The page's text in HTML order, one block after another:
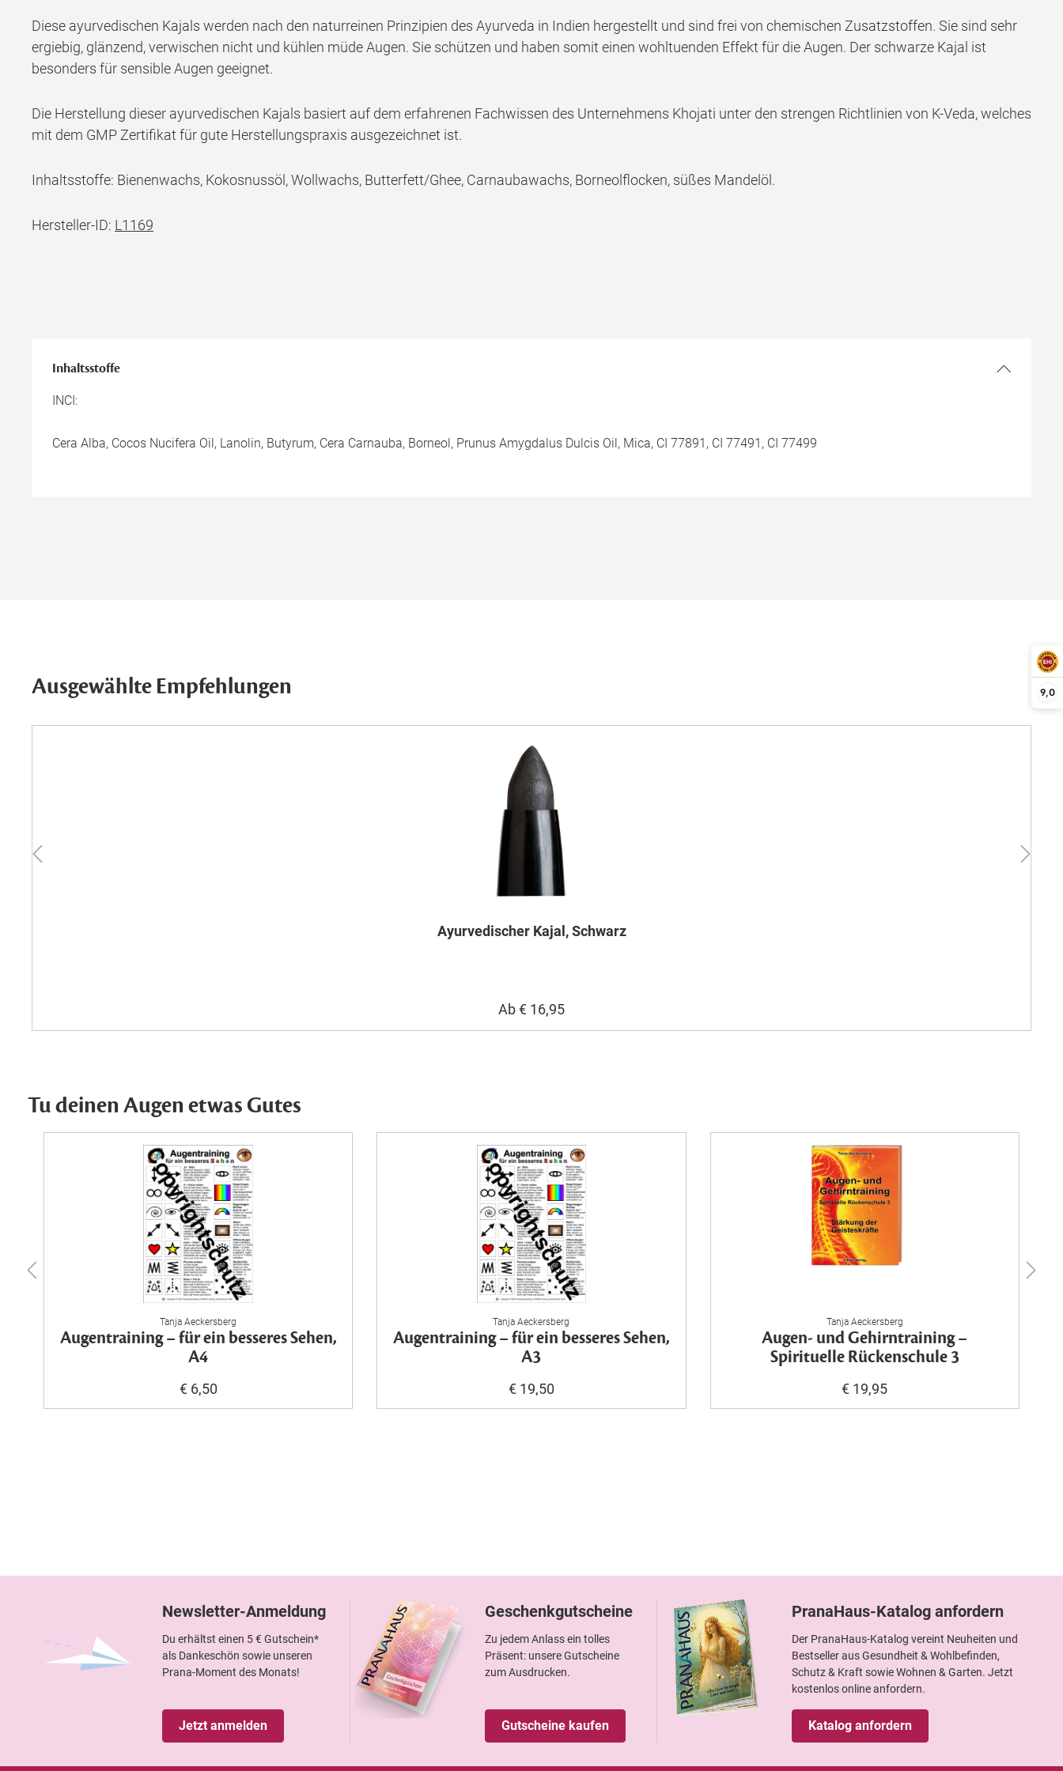
9,0
Diese ayurvedischen Kajals werden nach den naturreinen Prinzipien des Ayurveda in Indien hergestellt und sind frei von chemischen Zusatzstoffen. Sie sind sehr
ergiebig, glänzend, verwischen nicht und kühlen müde Augen. Sie schützen und haben somit einen wohltuenden Effekt für die Augen. Der schwarze Kajal ist
besonders für sensible Augen geeignet.
Die Herstellung dieser ayurvedischen Kajals basiert auf dem erfahrenen Fachwissen des Unternehmens Khojati unter den strengen Richtlinien von K-Veda, welches
mit dem GMP Zertifikat für gute Herstellungspraxis ausgezeichnet ist.
Inhaltsstoffe: Bienenwachs, Kokosnussöl, Wollwachs, Butterfett/Ghee, Carnaubawachs, Borneolflocken, süßes Mandelöl.
Hersteller-ID: L1169
Inhaltsstoffe
INCI:
Cera Alba, Cocos Nucifera Oil, Lanolin, Butyrum, Cera Carnauba, Borneol, Prunus Amygdalus Dulcis Oil, Mica, CI 77891, CI 77491, CI 77499
Ausgewählte Empfehlungen
Ayurvedischer Kajal, Schwarz
Ab€ 16,95
Tu deinen Augen etwas Gutes
Tanja Aeckersberg
Augentraining – für ein besseres Sehen,
A4
€ 6,50
Tanja Aeckersberg
Augentraining – für ein besseres Sehen,
A3
€ 19,50
Tanja Aeckersberg
Augen- und Gehirntraining –
Spirituelle Rückenschule 3
€ 19,95
Newsletter-Anmeldung
Du erhältst einen 5 € Gutschein*
als Dankeschön sowie unseren
Prana-Moment des Monats!
Jetzt anmelden
Geschenkgutscheine
Zu jedem Anlass ein tolles
Präsent: unsere Gutscheine
zum Ausdrucken.
Gutscheine kaufen
PranaHaus-Katalog anfordern
Der PranaHaus-Katalog vereint Neuheiten und
Bestseller aus Gesundheit & Wohlbefinden,
Schutz & Kraft sowie Wohnen & Garten. Jetzt
kostenlos online anfordern.
Katalog anfordern